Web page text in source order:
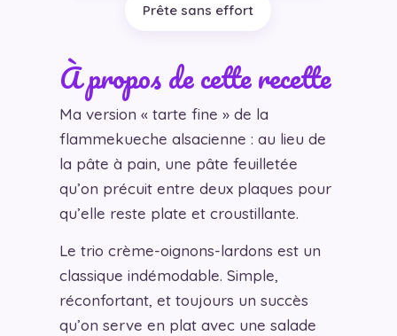
Prête sans effort
À propos de cette recette
Ma version « tarte fine » de la
flammekueche alsacienne : au lieu de
la pâte à pain, une pâte feuilletée
qu’on précuit entre deux plaques pour
qu’elle reste plate et croustillante.
Le trio crème-oignons-lardons est un
classique indémodable. Simple,
réconfortant, et toujours un succès
qu’on serve en plat avec une salade